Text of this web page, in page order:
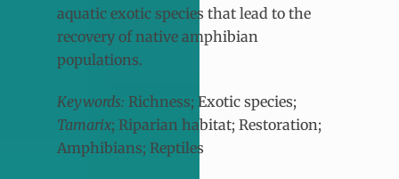
aquatic exotic species that lead to the
recovery of native amphibian
populations.
Keywords: Richness; Exotic species;
Tamarix; Riparian habitat; Restoration;
Amphibians; Reptiles